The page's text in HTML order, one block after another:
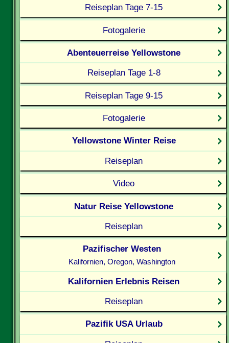
Reiseplan Tage 7-15
Fotogalerie
Abenteuerreise Yellowstone
Reiseplan Tage 1-8
Reiseplan Tage 9-15
Fotogalerie
Yellowstone Winter Reise
Reiseplan
Video
Natur Reise Yellowstone
Reiseplan
Pazifischer Westen
Kalifornien, Oregon, Washington
Kalifornien Erlebnis Reisen
Reiseplan
Pazifik USA Urlaub